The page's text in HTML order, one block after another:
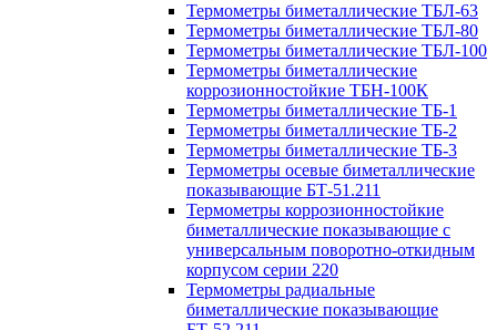
Термометры биметаллические ТБЛ-63
Термометры биметаллические ТБЛ-80
Термометры биметаллические ТБЛ-100
Термометры биметаллические
коррозионностойкие ТБН-100К
Термометры биметаллические ТБ-1
Термометры биметаллические ТБ-2
Термометры биметаллические ТБ-3
Термометры осевые биметаллические
показывающие БТ-51.211
Термометры коррозионностойкие
биметаллические показывающие с
универсальным поворотно-откидным
корпусом серии 220
Термометры радиальные
биметаллические показывающие